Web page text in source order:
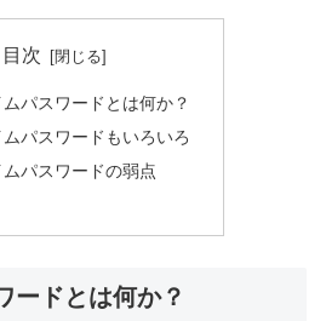
目次
ムパスワードとは何か？
ムパスワードもいろいろ
ムパスワードの弱点
ードとは何か？